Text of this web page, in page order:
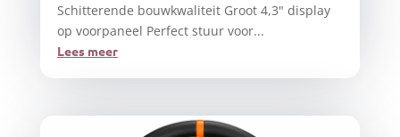
Schitterende bouwkwaliteit Groot 4,3" display
op voorpaneel Perfect stuur voor...
Lees meer